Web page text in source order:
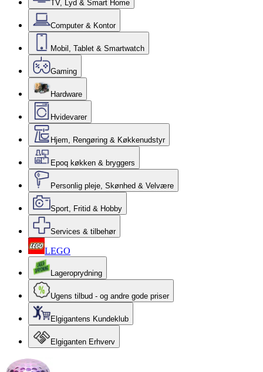
TV, Lyd & Smart Home
Computer & Kontor
Mobil, Tablet & Smartwatch
Gaming
Hardware
Hvidevarer
Hjem, Rengøring & Køkkenudstyr
Epoq køkken & bryggers
Personlig pleje, Skønhed & Velvære
Sport, Fritid & Hobby
Services & tilbehør
LEGO
Lageroprydning
Ugens tilbud - og andre gode priser
Elgigantens Kundeklub
Elgiganten Erhverv